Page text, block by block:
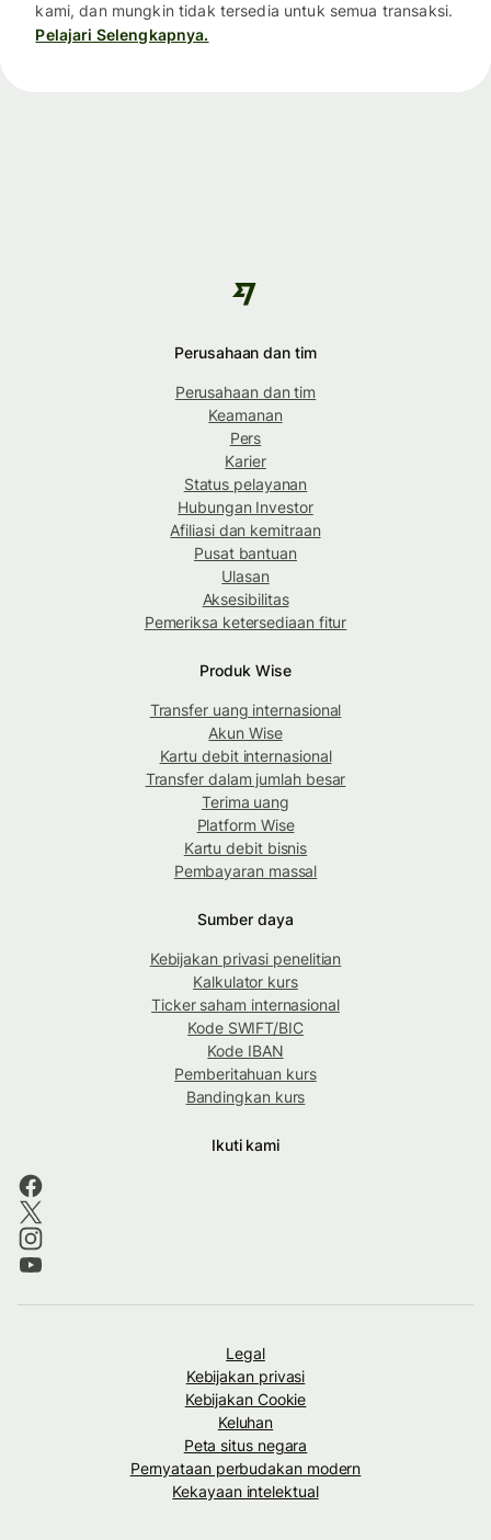
kami, dan mungkin tidak tersedia untuk semua transaksi.
Pelajari Selengkapnya.
Perusahaan dan tim
Perusahaan dan tim
Keamanan
Pers
Karier
Status pelayanan
Hubungan Investor
Afiliasi dan kemitraan
Pusat bantuan
Ulasan
Aksesibilitas
Pemeriksa ketersediaan fitur
Produk Wise
Transfer uang internasional
Akun Wise
Kartu debit internasional
Transfer dalam jumlah besar
Terima uang
Platform Wise
Kartu debit bisnis
Pembayaran massal
Sumber daya
Kebijakan privasi penelitian
Kalkulator kurs
Ticker saham internasional
Kode SWIFT/BIC
Kode IBAN
Pemberitahuan kurs
Bandingkan kurs
Ikuti kami
Legal
Kebijakan privasi
Kebijakan Cookie
Keluhan
Peta situs negara
Pernyataan perbudakan modern
Kekayaan intelektual